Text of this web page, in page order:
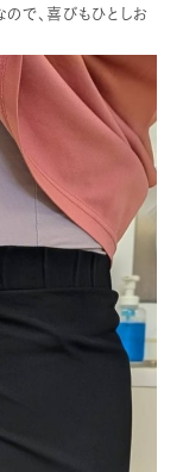
で、喜びもひとしお